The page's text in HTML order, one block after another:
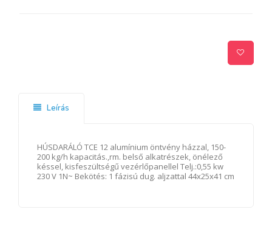
Leírás
HÚSDARÁLÓ TCE 12 alumínium öntvény házzal, 150-
200 kg/h kapacitás.,rm. belső alkatrészek, önélező
késsel, kisfeszültségű vezérlőpanellel Telj.:0,55 kw
230 V 1N~ Bekötés: 1 fázisú dug. aljzattal 44x25x41 cm